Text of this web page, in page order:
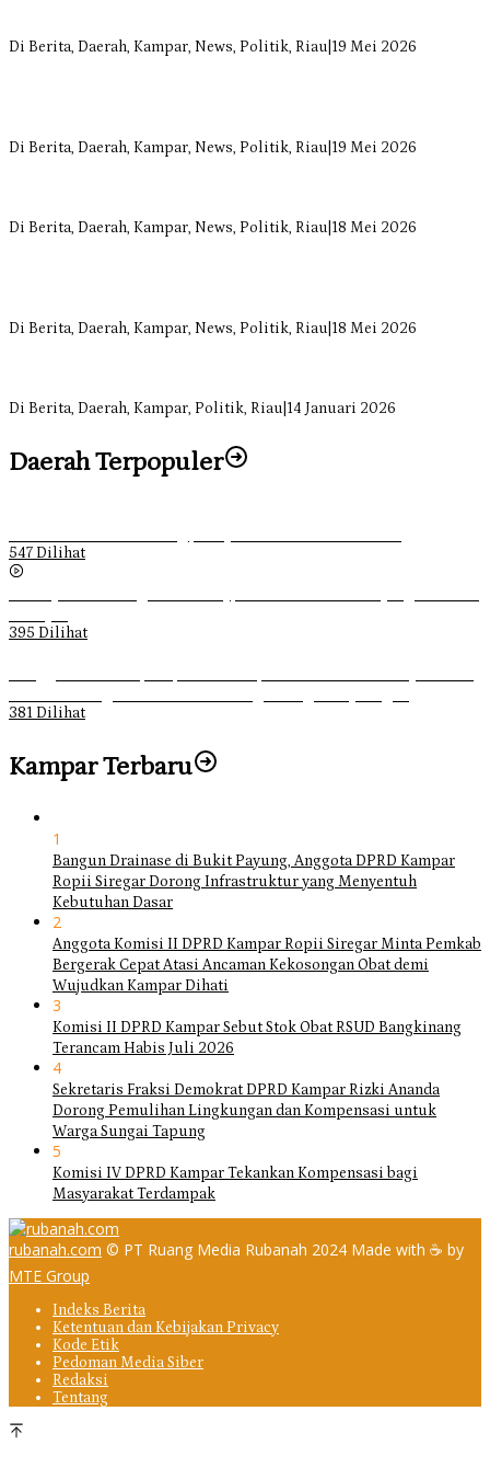
Di Berita, Daerah, Kampar, News, Politik, Riau 19 Mei 2026
Di Berita, Daerah, Kampar, News, Politik, Riau 19 Mei 2026
Di Berita, Daerah, Kampar, News, Politik, Riau 18 Mei 2026
Di Berita, Daerah, Kampar, News, Politik, Riau 18 Mei 2026
Di Berita, Daerah, Kampar, Politik, Riau 14 Januari 2026
Daerah Terpopuler
547 Dilihat
395 Dilihat
381 Dilihat
Kampar Terbaru
1
Bangun Drainase di Bukit Payung, Anggota DPRD Kampar
Ropii Siregar Dorong Infrastruktur yang Menyentuh
Kebutuhan Dasar
2
Anggota Komisi II DPRD Kampar Ropii Siregar Minta Pemkab
Bergerak Cepat Atasi Ancaman Kekosongan Obat demi
Wujudkan Kampar Dihati
3
Komisi II DPRD Kampar Sebut Stok Obat RSUD Bangkinang
Terancam Habis Juli 2026
4
Sekretaris Fraksi Demokrat DPRD Kampar Rizki Ananda
Dorong Pemulihan Lingkungan dan Kompensasi untuk
Warga Sungai Tapung
5
Komisi IV DPRD Kampar Tekankan Kompensasi bagi
Masyarakat Terdampak
rubanah.com © PT Ruang Media Rubanah 2024 Made with ☕ by
MTE Group
Indeks Berita
Ketentuan dan Kebijakan Privacy
Kode Etik
Pedoman Media Siber
Redaksi
Tentang